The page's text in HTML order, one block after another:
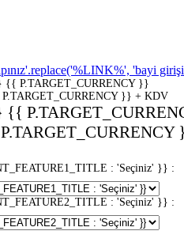
'bayi
{{ P.TARGET_CURRENCY }}
}} + KDV
{{
: 'Seçiniz' }} :
: 'Seçiniz' }} :